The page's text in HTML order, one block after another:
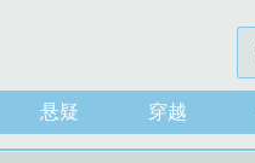
悬疑 穿越